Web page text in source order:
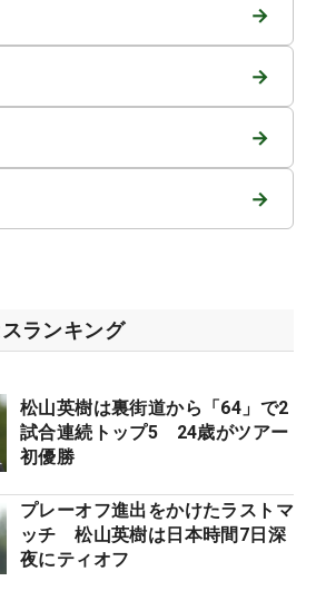
→
→
→
→
ランキング
松山英樹は裏街道から「64」で2
試合連続トップ5 24歳がツアー
初優勝
プレーオフ進出をかけたラストマ
ッチ 松山英樹は日本時間7日深
夜にティオフ